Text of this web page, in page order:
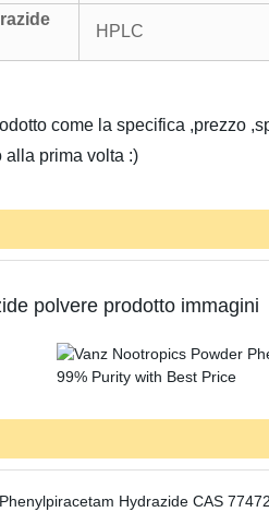
HPLC
come la specifica ,prezzo
alla prima volta :)
polvere prodotto